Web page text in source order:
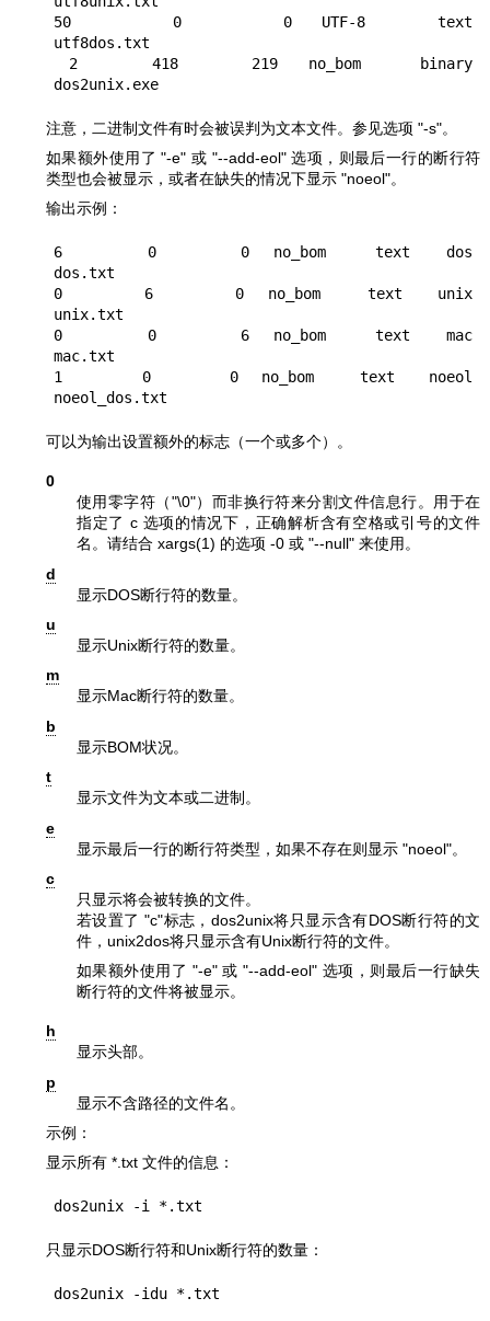
50       0       0  UTF-8     text
utf8dos.txt
注意，二进制文件有时会被误判为文本文件。参见选项 "-s"。
如果额外使用了"-e" 或 "--add-eol"选项，则最后一行的断行符
类型也会被显示，或者在缺失的情况下显示 "noeol"。
输出示例：
6       0       0  no_bom    text   dos
dos.txt
0       6       0  no_bom    text   unix
unix.txt
0       0       6  no_bom    text   mac
mac.txt
1       0       0  no_bom    text   noeol
可以为输出设置额外的标志（一个或多个）。
0
使用零字符（"\0"）而非换行符来分割文件信息行。用于在
指定了 c 选项的情况下，正确解析含有空格或引号的文件
名。请结合 xargs(1) 的选项 -0 或 "--null" 来使用。
d
显示DOS断行符的数量。
u
显示Unix断行符的数量。
m
显示Mac断行符的数量。
b
显示BOM状况。
t
显示文件为文本或二进制。
e
显示最后一行的断行符类型，如果不存在则显示 "noeol"。
c
只显示将会被转换的文件。
若设置了"c"标志，dos2unix将只显示含有DOS断行符的文
件，unix2dos将只显示含有Unix断行符的文件。
如果额外使用了 "-e"或"--add-eol" 选项，则最后一行缺失
断行符的文件将被显示。
h
显示头部。
p
显示不含路径的文件名。
示例：
显示所有 *.txt 文件的信息：
dos2unix -i *.txt
只显示DOS断行符和Unix断行符的数量：
dos2unix -idu *.txt